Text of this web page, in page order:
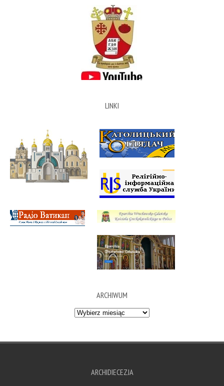
LINKI
ARCHIWUM
Archiwum
ARCHIDIECEZJA